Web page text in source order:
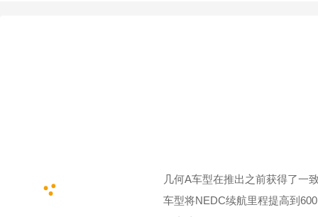
几何A车型在推出之前获得了一
车型将NEDC续航里程提高到